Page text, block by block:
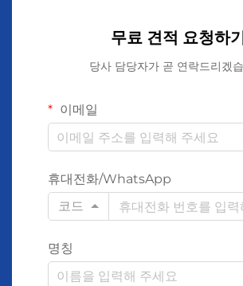
무료 견적 요청하기
당사 담당자가 곧 연락드리겠
이메일
휴대전화/WhatsApp
코드
명칭